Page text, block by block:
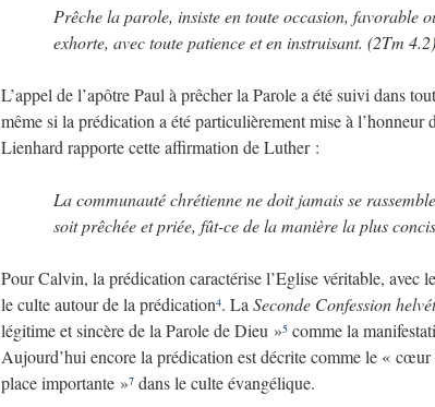
Prêche la parole, insiste en toute occasion, favorable
exhorte, avec toute patience et en instruisant. (2Tm 4.2)
L’appel de l’apôtre Paul à prêcher la Parole a été suivi dans
même si la prédication a été particulièrement mise à l’honneur
Lienhard rapporte cette affirmation de Luther :
La communauté chrétienne ne doit jamais se
soit prêchée et priée, fût-ce de la manière la plus
Pour Calvin, la prédication caractérise l’Eglise véritable, avec
le culte autour de la prédication4. La Seconde Confession
légitime et sincère de la Parole de Dieu »5 comme la
Aujourd’hui encore la prédication est décrite comme le «
place importante »7 dans le culte évangélique.